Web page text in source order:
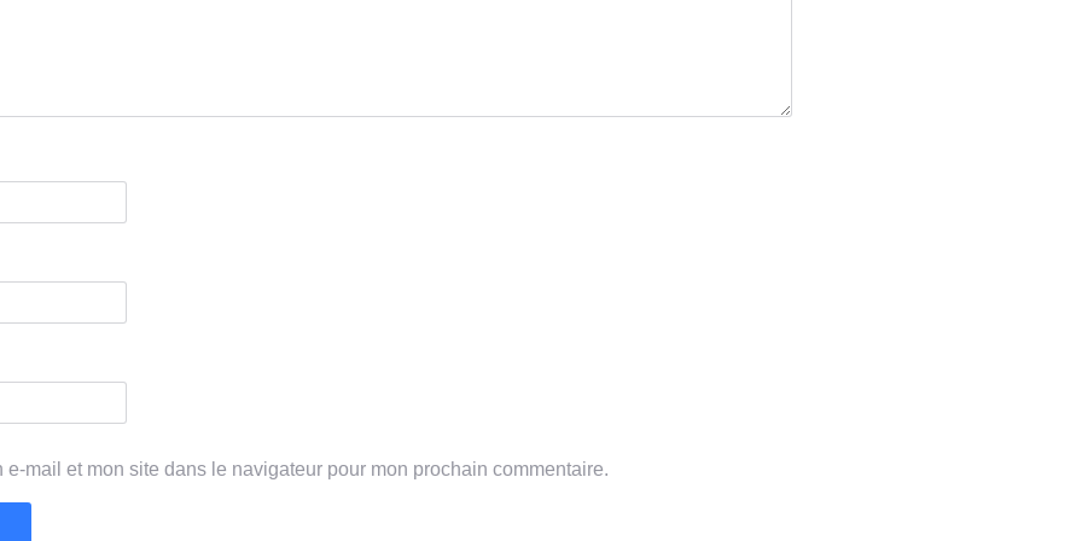
e-mail et mon site dans le navigateur pour mon prochain commentaire.